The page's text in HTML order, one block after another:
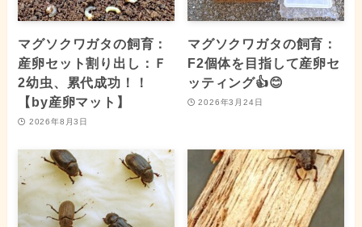
マグソクワガタの飼育：
産卵セット割り出し：Ｆ
2幼虫、累代成功！！
【by産卵マット】
2026年8月3日
マグソクワガタの飼育：
F2個体を目指して産卵セ
ッティング👍😊
2026年3月24日